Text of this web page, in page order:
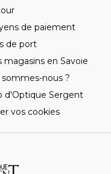
de paiement
de port
magasins en Savoie
sommes-nous ?
d'Optique Sergent
vos cookies